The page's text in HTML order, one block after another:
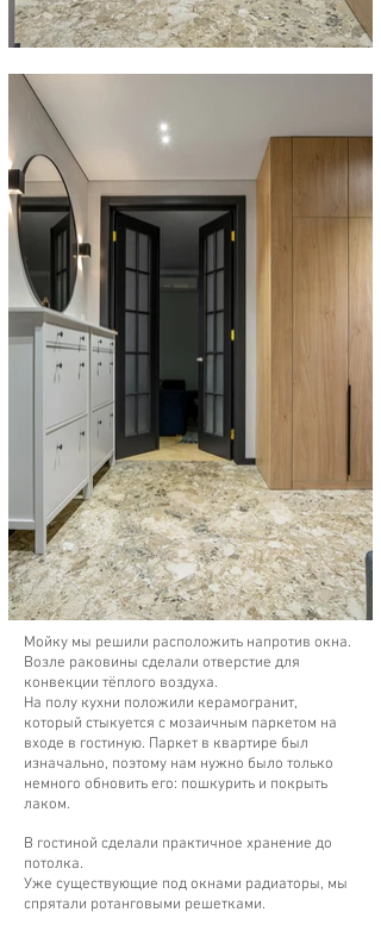
Мойку мы решили расположить напротив окна.
Возле раковины сделали отверстие для
конвекции тёплого воздуха.
На полу кухни положили керамогранит,
который стыкуется с мозаичным паркетом на
входе в гостиную. Паркет в квартире был
изначально, поэтому нам нужно было только
немного обновить его: пошкурить и покрыть
лаком.
В гостиной сделали практичное хранение до
потолка.
Уже существующие под окнами радиаторы, мы
спрятали ротанговыми решетками.